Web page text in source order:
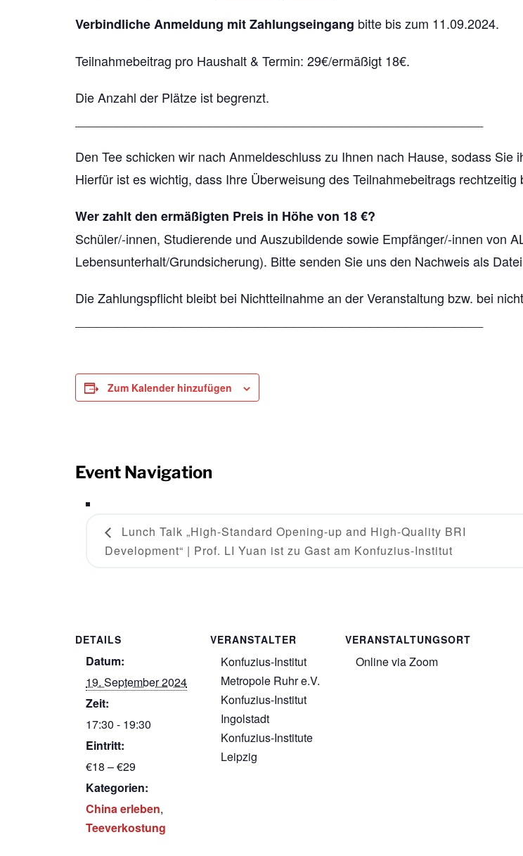
Verbindliche Anmeldung mit Zahlungseingang bitte bis zum 11.09.2024.
Teilnahmebeitrag pro Haushalt & Termin: 29€/ermäßigt 18€.
Die Anzahl der Plätze ist begrenzt.
Den Tee schicken wir nach Anmeldeschluss zu Ihnen nach Hause, sodass Sie
Hierfür ist es wichtig, dass Ihre Überweisung des Teilnahmebeitrags rechtzeitig
Wer zahlt den ermäßigten Preis in Höhe von 18 €?
Schüler/-innen, Studierende und Auszubildende sowie Empfänger/-innen von
Lebensunterhalt/Grundsicherung). Bitte senden Sie uns den Nachweis als
Die Zahlungspflicht bleibt bei Nichtteilnahme an der Veranstaltung bzw. bei
Zum Kalender hinzufügen
DETAILS
Datum:
19. September 2024
Zeit:
17:30 - 19:30
Eintritt:
€18 – €29
Kategorien:
China erleben,
Teeverkostung
VERANSTALTER
Konfuzius-Institut
Metropole Ruhr e.V.
Konfuzius-Institut
Ingolstadt
Konfuzius-Institute
Leipzig
VERANSTALTUNGSORT
Online via Zoom
Event Navigation
Lunch Talk „High-Standard Opening-up and High-Quality BRI
Development“ | Prof. LI Yuan ist zu Gast am Konfuzius-Institut